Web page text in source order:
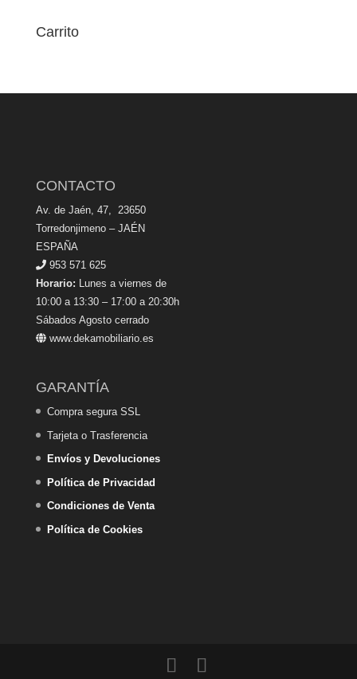
Carrito
CONTACTO
Av. de Jaén, 47, 23650
Torredonjimeno – JAÉN
ESPAÑA
953 571 625
Horario: Lunes a viernes de
10:00 a 13:30 – 17:00 a 20:30h
Sábados Agosto cerrado
www.dekamobiliario.es
GARANTÍA
Compra segura SSL
Tarjeta o Trasferencia
Envíos y Devoluciones
Política de Privacidad
Condiciones de Venta
Política de Cookies